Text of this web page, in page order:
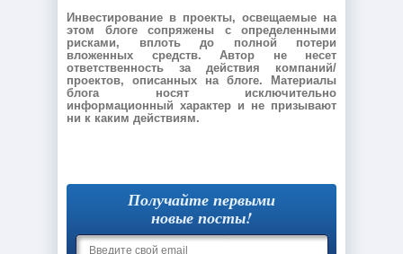
Инвестирование в проекты, освещаемые на
этом блоге сопряжены с определенными
рисками, вплоть до полной потери
вложенных средств. Автор не несет
ответственность за действия компаний/
проектов, описанных на блоге. Материалы
блога носят исключительно
информационный характер и не призывают
ни к каким действиям.
Получайте первыми
новые посты!